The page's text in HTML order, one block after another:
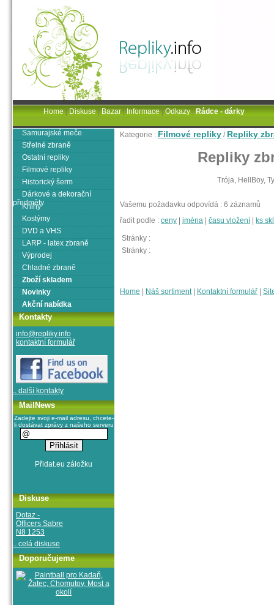
Kategorie : Filmové repliky / Repliky
Repliky
Trója, HellBoy,
Vašemu požadavku odpovídá : 6 záznamů
řadit podle : ceny jména času vložení ks
Stránky :
Stránky :
Home Náš sortiment| Kontaktní formulář
Samurajské meče
Střelné zbraně
Ostatní repliky
Filmové repliky
Historický šerm
Dárkové a dekorační
předměty
Knihy
Kostýmy
DVD a VHS
LARP - latex zbraně
Výprodej
Chladné zbraně
Zboží skladem
Novinky
Akční nabídka
Kontakty
info@repliky.info
kontaktní formulář
.. další kontakty
MailNews
Zadejte svoji e-mail adresu, chcete-
li dostávat zprávy z našeho serveru
Diskuse
Dotaz -
Officers Sabre
N8 1253
.. celá diskuse
Doporučujeme
Home|Diskuse|Bazar|Informace|Odkazy|Rádce - dárky